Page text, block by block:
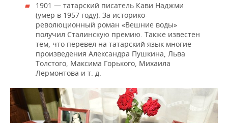
1901 — татарский писатель Кави Наджми
(умер в 1957 году). За историко-
революционный роман «Вешние воды»
получил Сталинскую премию. Также известен
тем, что перевел на татарский язык многие
произведения Александра Пушкина, Льва
Толстого, Максима Горького, Михаила
Лермонтова и т. д.